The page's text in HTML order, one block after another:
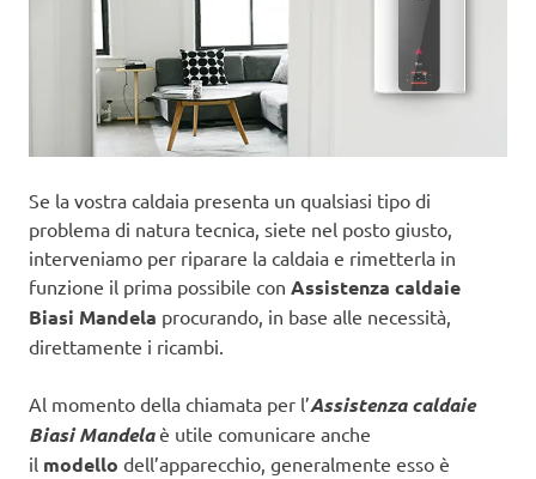
Se la vostra caldaia presenta un qualsiasi tipo di
problema di natura tecnica, siete nel posto giusto,
interveniamo per riparare la caldaia e rimetterla in
funzione il prima possibile con Assistenza caldaie
Biasi Mandela procurando, in base alle necessità,
direttamente i ricambi.
Al momento della chiamata per l’Assistenza caldaie
Biasi Mandelaè utile comunicare anche
il modello dell’apparecchio, generalmente esso è